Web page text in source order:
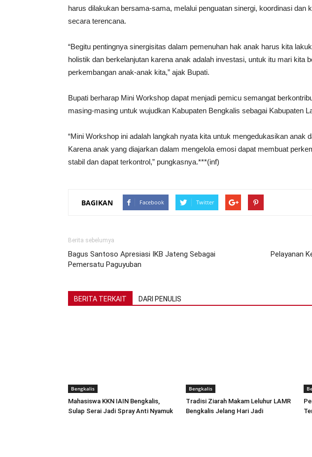
harus dilakukan bersama-sama, melalui penguatan sinergi, koordinasi dan
secara terencana.
“Begitu pentingnya sinergisitas dalam pemenuhan hak anak harus kita
holistik dan berkelanjutan karena anak adalah investasi, untuk itu mari kita
perkembangan anak-anak kita,” ajak Bupati.
Bupati berharap Mini Workshop dapat menjadi pemicu semangat
masing-masing untuk wujudkan Kabupaten Bengkalis sebagai Kabupaten
“Mini Workshop ini adalah langkah nyata kita untuk mengedukasikan anak
Karena anak yang diajarkan dalam mengelola emosi dapat membuat
stabil dan dapat terkontrol,” pungkasnya.***(inf)
BAGIKAN Facebook Twitter
Berita sebelumya
Bagus Santoso Apresiasi IKB Jateng Sebagai
Pemersatu Paguyuban
Pelayanan
BERITA TERKAIT DARI PENULIS
Bengkalis
Mahasiswa KKN IAIN Bengkalis,
Sulap Serai Jadi Spray Anti Nyamuk
Bengkalis
Tradisi Ziarah Makam Leluhur LAMR
Bengkalis Jelang Hari Jadi